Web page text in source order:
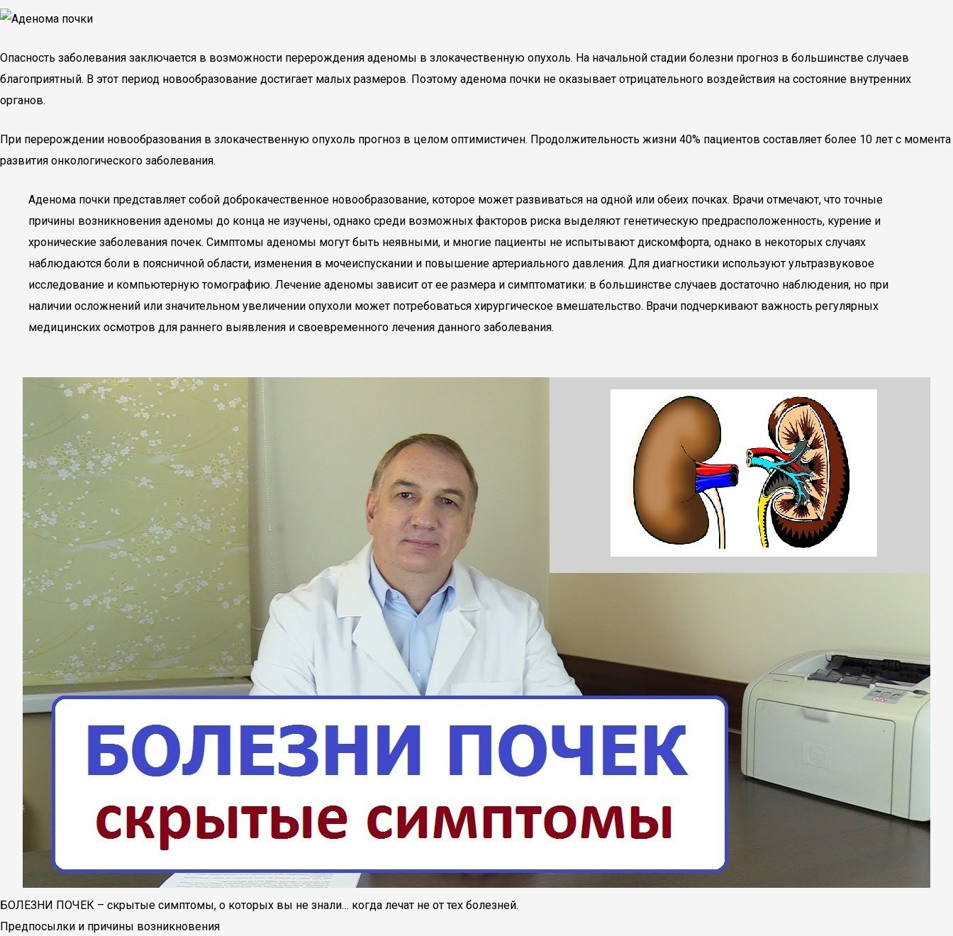
Опасность заболевания заключается в возможности перерождения аденомы в злокачественную опухоль. На начальной стадии болезни прогноз в большинстве случаев
благоприятный. В этот период новообразование достигает малых размеров. Поэтому аденома почки не оказывает отрицательного воздействия на состояние внутренних
органов.
При перерождении новообразования в злокачественную опухоль прогноз в целом оптимистичен. Продолжительность жизни 40% пациентов составляет более 10 лет с момента
развития онкологического заболевания.
Аденома почки представляет собой доброкачественное новообразование, которое может развиваться на одной или обеих почках. Врачи отмечают, что точные
причины возникновения аденомы до конца не изучены, однако среди возможных факторов риска выделяют генетическую предрасположенность, курение и
хронические заболевания почек. Симптомы аденомы могут быть неявными, и многие пациенты не испытывают дискомфорта, однако в некоторых случаях
наблюдаются боли в поясничной области, изменения в мочеиспускании и повышение артериального давления. Для диагностики используют ультразвуковое
исследование и компьютерную томографию. Лечение аденомы зависит от ее размера и симптоматики: в большинстве случаев достаточно наблюдения, но при
наличии осложнений или значительном увеличении опухоли может потребоваться хирургическое вмешательство. Врачи подчеркивают важность регулярных
медицинских осмотров для раннего выявления и своевременного лечения данного заболевания.
БОЛЕЗНИ ПОЧЕК – скрытые симптомы, о которых вы не знали… когда лечат не от тех болезней.
Предпосылки и причины возникновения